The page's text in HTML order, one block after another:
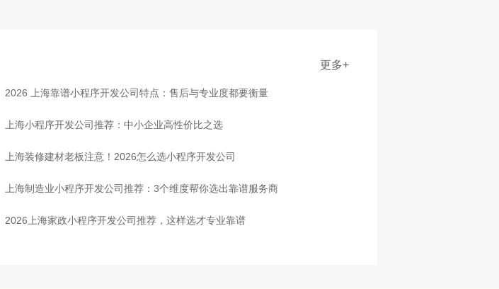
更多+
2026 上海靠谱小程序开发公司特点：售后与专业度都要衡量
上海小程序开发公司推荐：中小企业高性价比之选
上海装修建材老板注意！2026怎么选小程序开发公司
上海制造业小程序开发公司推荐：3个维度帮你选出靠谱服务商
2026上海家政小程序开发公司推荐，这样选才专业靠谱